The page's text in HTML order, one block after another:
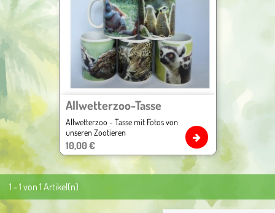
Allwetterzoo-Tasse
Allwetterzoo - Tasse mit Fotos von
unseren Zootieren
Preis
10,00 €
1 - 1 von 1 Artikel(n)